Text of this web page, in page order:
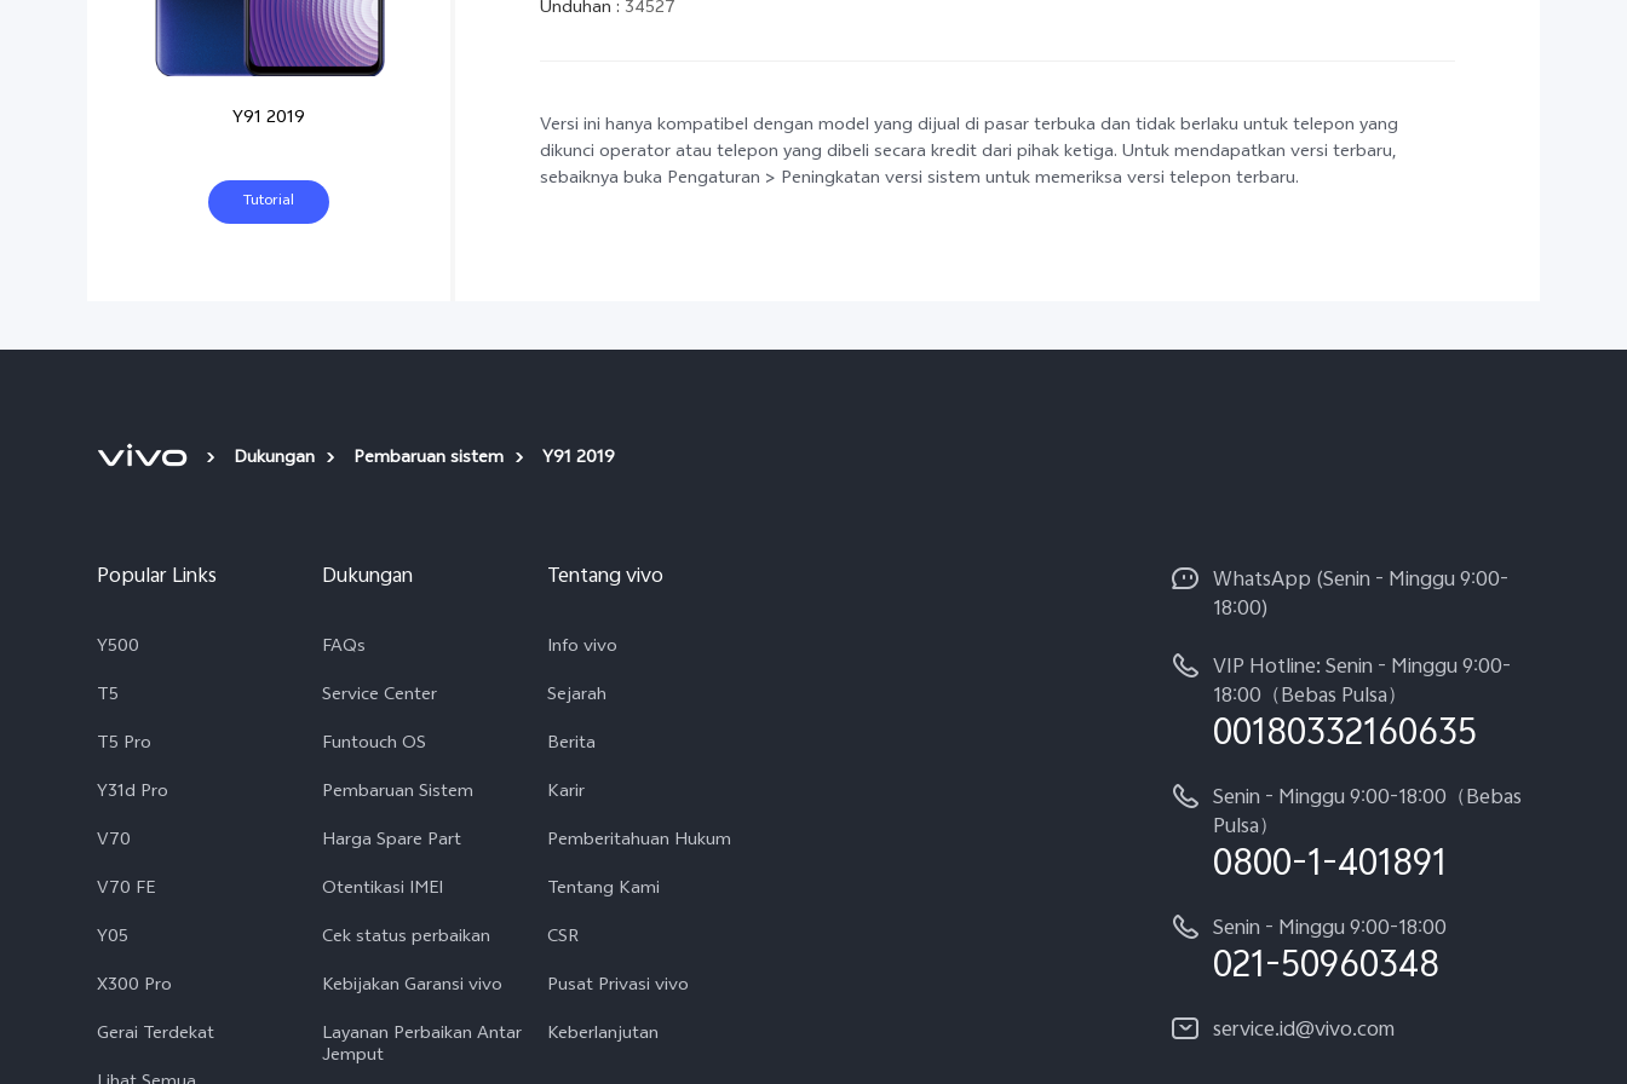
Y91 2019
Tutorial
Unduhan : 34527
Versi ini hanya kompatibel dengan model yang dijual di pasar terbuka dan tidak berlaku untuk telepon yang
dikunci operator atau telepon yang dibeli secara kredit dari pihak ketiga. Untuk mendapatkan versi terbaru,
sebaiknya buka Pengaturan > Peningkatan versi sistem untuk memeriksa versi telepon terbaru.
Dukungan Pembaruan sistem Y91 2019
Popular Links
Y500
T5
T5 Pro
Y31d Pro
V70
V70 FE
Y05
X300 Pro
Gerai Terdekat
Dukungan
FAQs
Service Center
Funtouch OS
Pembaruan Sistem
Harga Spare Part
Otentikasi IMEI
Cek status perbaikan
Kebijakan Garansi vivo
Layanan Perbaikan Antar
Jemput
Tentang vivo
Info vivo
Sejarah
Berita
Karir
Pemberitahuan Hukum
Tentang Kami
CSR
Pusat Privasi vivo
Keberlanjutan
WhatsApp (Senin - Minggu 9:00-
18:00)
VIP Hotline: Senin - Minggu 9:00-
18:00（Bebas Pulsa）
00180332160635
Senin - Minggu 9:00-18:00（Bebas
Pulsa）
0800-1-401891
Senin - Minggu 9:00-18:00
021-50960348
service.id@vivo.com